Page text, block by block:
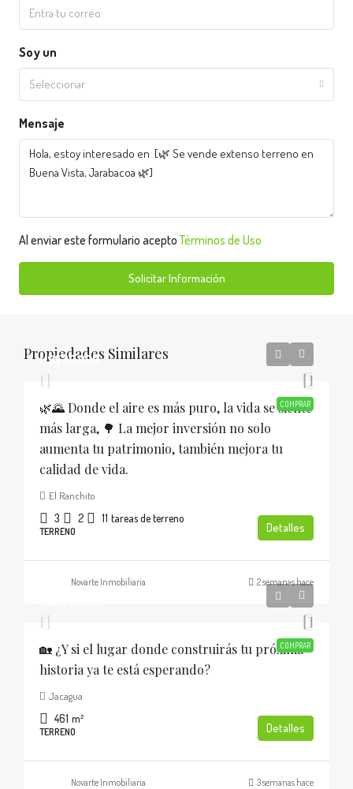
Soy un
Seleccionar
Mensaje
Al enviar este formulario aceptoTérminos de Uso
Solicitar Información
Propiedades Similares
COMPRAR
US$30,000
🌿🌄 Donde el aire es más puro, la vida se siente
más larga, 🌳 La mejor inversión no solo
aumenta tu patrimonio, también mejora tu
calidad de vida.
El Ranchito
3 2 11 tareas de terreno
TERRENO Detalles
Novarte Inmobiliaria 2 semanas hace
COMPRAR
🏡 ¿Y si el lugar donde construirás tu próxima
historia ya te está esperando?
Jacagua
461 m²
TERRENO Detalles
Novarte Inmobiliaria 3 semanas hace